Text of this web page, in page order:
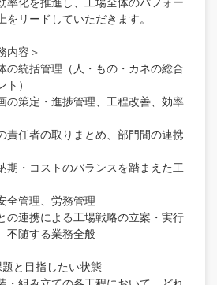
をリードしていただきます。
内容＞
の統括管理（人・もの・カネの総合
）
の策定・進捗管理、工程改善、効率
責任者の取りまとめ、部門間の連携
期・コストのバランスを踏まえた工
全管理、労務管理
の連携による工場戦略の立案・実行
不随する業務全般
と目指したい状態